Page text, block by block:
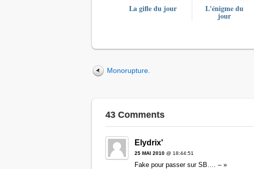
La gifle du jour L'énigme du
jour
Monorupture.
43 Comments
Elydrix'
25 MAI 2010@ 18:44:51
Fake pour passer sur SB…. – »